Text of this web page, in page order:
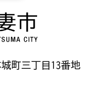
町三丁目13番地